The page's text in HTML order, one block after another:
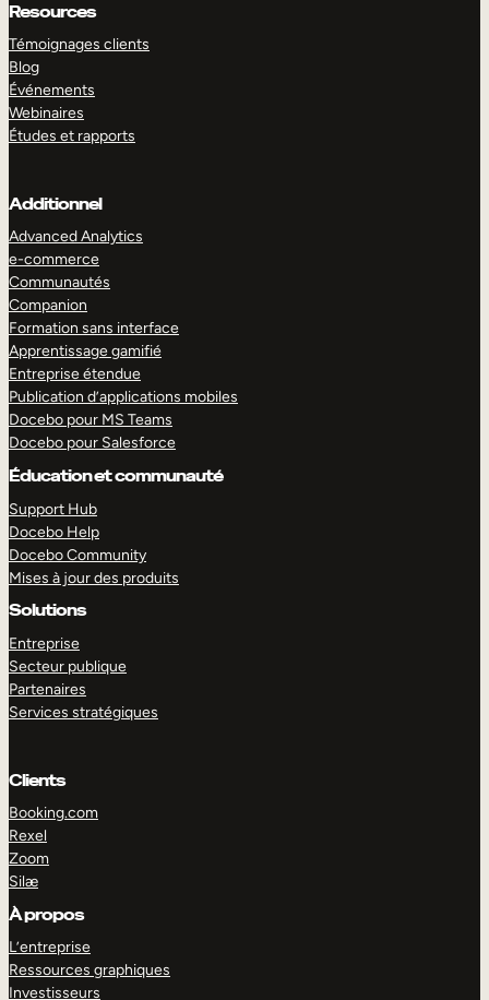
Resources
Témoignages clients
Blog
Événements
Webinaires
Études et rapports
Additionnel
Advanced Analytics
e-commerce
Communautés
Companion
Formation sans interface
Apprentissage gamifié
Entreprise étendue
Publication d’applications mobiles
Docebo pour MS Teams
Docebo pour Salesforce
Éducation et communauté
Support Hub
Docebo Help
Docebo Community
Mises à jour des produits
Solutions
Entreprise
Secteur publique
Partenaires
Services stratégiques
Clients
Booking.com
Rexel
Zoom
Silæ
À propos
L’entreprise
Ressources graphiques
Investisseurs